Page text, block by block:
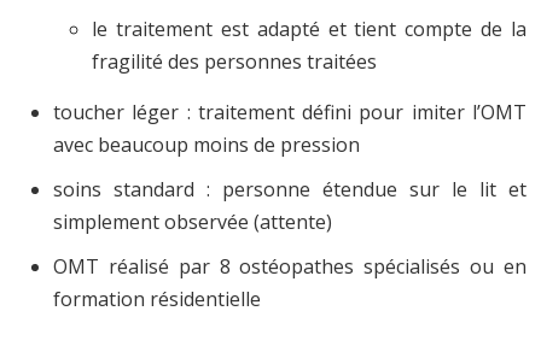
le traitement est adapté et tient compte de la
fragilité des personnes traitées
toucher léger : traitement défini pour imiter l’OMT
avec beaucoup moins de pression
soins standard : personne étendue sur le lit et
simplement observée (attente)
OMT réalisé par 8 ostéopathes spécialisés ou en
formation résidentielle